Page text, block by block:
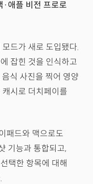
애플 비전 프로로
드가 새로 도입됐다.
잡힌 것을 인식하고
식 사진을 찍어 영양
시로 더치페이를
패드와 맥으로도
기능과 통합되고,
택한 항목에 대해